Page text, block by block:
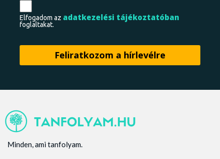
Elfogadom az adatkezelési tájékoztatóban
foglaltakat.
Minden, ami tanfolyam.